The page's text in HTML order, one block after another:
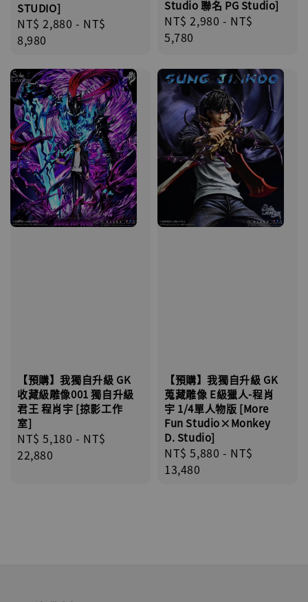
STUDIO]
Regular
price
NT$ 2,880 - NT$
8,980
Studio 聯名 PG Studio]
Regular
price
NT$ 2,980 - NT$
5,780
【預購】我獨自升級 GK
收藏級雕像001 獨自升級
君王 程肖宇 [掠影工作
室]
Regular
price
NT$ 5,180 - NT$
22,880
【預購】我獨自升級 GK
蒐藏雕像 E級獵人-程肖
宇 1/4單人物版 [More
Fun Studio×Monkey
D. Studio]
Regular
price
NT$ 5,880 - NT$
13,480